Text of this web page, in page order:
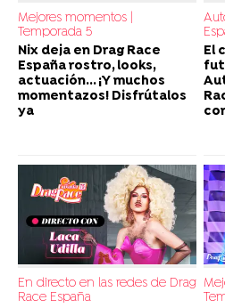
Mejores momentos |
Temporada 5
Nix deja en Drag Race
España rostro, looks,
actuación... ¡Y muchos
momentazos! Disfrútalos
ya
El
En directo en las redes de Drag
Race España